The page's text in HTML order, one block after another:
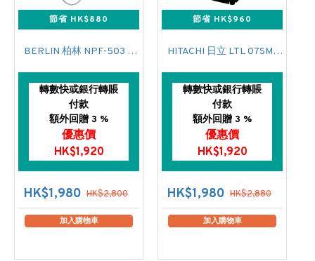
節省 HK$880
BERLIN 柏林 NPF-503 花灑儲水式(低壓電熱水爐)
轉數快或銀行轉賬
付款
額外回贈 3 %
優惠價
HK$1,920
HK$1,980 HK$2,800
加入購物車
節省 HK$960
HITACHI 日立 LTL 07SM00 上置式日式洗衣機 (7 公斤,760 轉/分鐘)
轉數快或銀行轉賬
付款
額外回贈 3 %
優惠價
HK$1,920
HK$1,980 HK$2,880
加入購物車